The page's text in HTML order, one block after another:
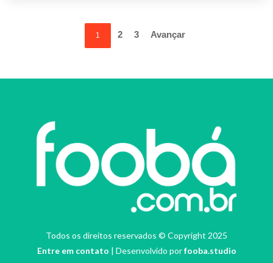
1 2 3 Avançar
Todos os direitos reservados © Copyright 2025
Entre em contato | Desenvolvido porfooba.studio